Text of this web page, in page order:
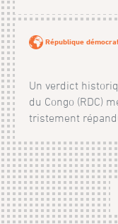
République
Un verdict
du Congo (RDC)
tristement